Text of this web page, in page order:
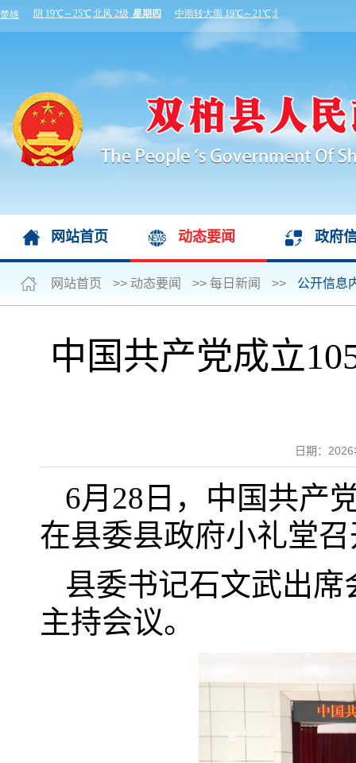
网站首页 动态要闻 政府
网站首页 >> 动态要闻 >> 每日新闻 >> 公开信息
中国共产党成立
日期：
6月28日，中国共产
在县委县政府小礼堂
县委书记石文武出
主持会议。